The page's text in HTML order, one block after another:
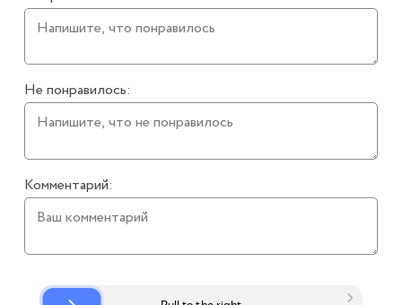
Не понравилось:
Комментарий: